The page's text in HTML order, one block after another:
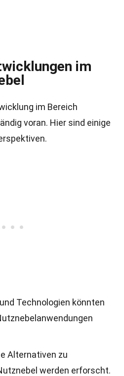
im
im Bereich
voran. Hier sind einige
Technologien könnten
Alternativen zu
werden erforscht.